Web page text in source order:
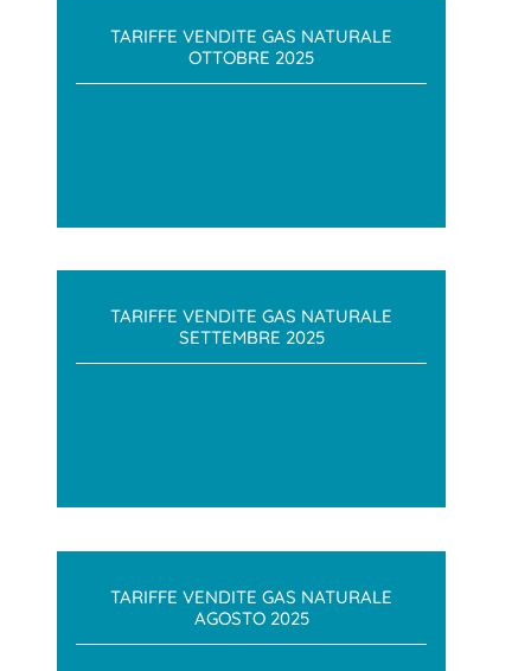
TARIFFE VENDITE GAS NATURALE
OTTOBRE 2025
TARIFFE VENDITE GAS NATURALE
SETTEMBRE 2025
TARIFFE VENDITE GAS NATURALE
AGOSTO 2025